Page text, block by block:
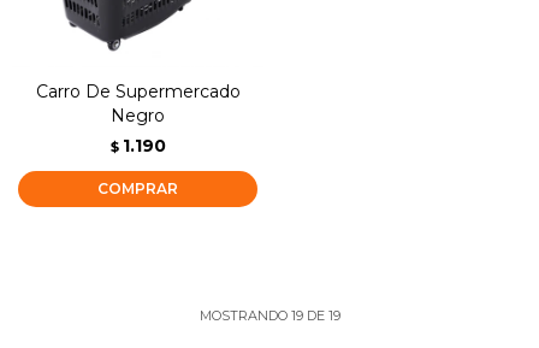
Carro De Supermercado
Negro
$ 1.190
MOSTRANDO 19DE 19